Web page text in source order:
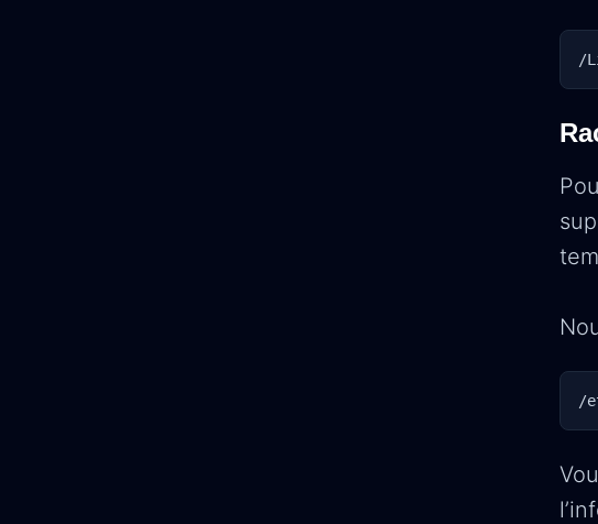
/
/